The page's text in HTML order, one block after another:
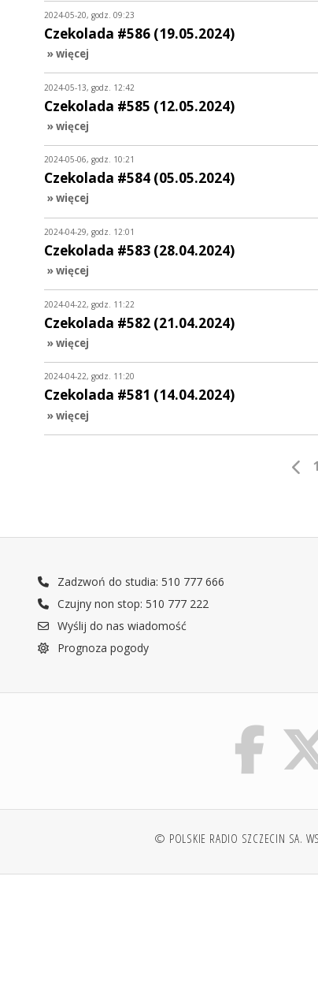
2024-05-20, godz. 09:23
Czekolada #586 (19.05.2024)
» więcej
2024-05-13, godz. 12:42
Czekolada #585 (12.05.2024)
» więcej
2024-05-06, godz. 10:21
Czekolada #584 (05.05.2024)
» więcej
2024-04-29, godz. 12:01
Czekolada #583 (28.04.2024)
» więcej
2024-04-22, godz. 11:22
Czekolada #582 (21.04.2024)
» więcej
2024-04-22, godz. 11:20
Czekolada #581 (14.04.2024)
» więcej
Zadzwoń do studia: 510 777 666
Czujny non stop: 510 777 222
Wyślij do nas wiadomość
Prognoza pogody
© POLSKIE RADIO SZCZECIN SA.